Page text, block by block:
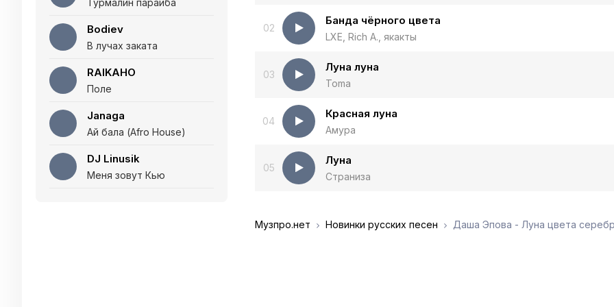
Турмалин параиба
Bodiev
В лучах заката
RAIKAHO
Поле
Janaga
Ай бала (Afro House)
DJ Linusik
Меня зовут Кью
02
Банда чёрного цвета
LXE, Rich A., якакты
03
Луна луна
Toma
04
Красная луна
Амура
05
Луна
Страниза
Музпро.нет Новинки русских песен Даша Эпова - Луна цвета